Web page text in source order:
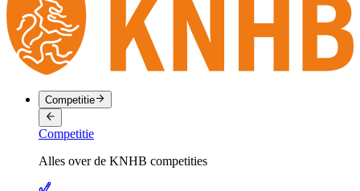
Competitie
Competitie
Alles over de KNHB competities